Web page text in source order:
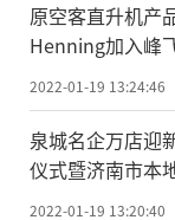
原空客直升机产
Henning加入峰
2022-01-19 13:24:46
泉城名企万店迎
仪式暨济南市本
行
2022-01-19 13:20:40